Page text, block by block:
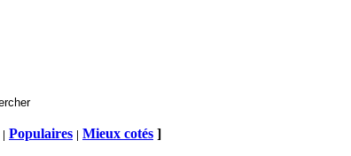
| Populaires | Mieux cotés ]